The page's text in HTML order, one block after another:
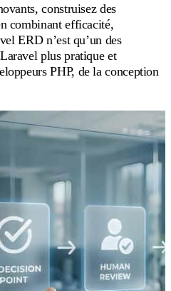
construisez des
combinant efficacité,
ERD n’est qu’un des
plus pratique et
PHP, de la conception